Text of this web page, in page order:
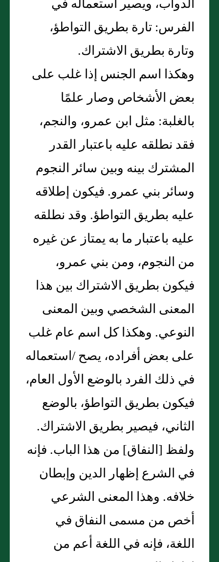
الفرس‏:‏ تارة بطريق التواطؤ،
وتارة بطريق الاشتراك‏.‏
وهكذا اسم الجنس إذا غلب على
بعض الأشخاص وصار علمًا
بالغلبة‏:‏ مثل ابن عمرو، والنجم،
فقد نطلقه عليه باعتبار القدر
المشترك بينه وبين سائر النجوم
وسائر بني عمرو‏.‏ فيكون إطلاقه
عليه بطريق التواطؤ‏.‏ وقد نطلقه
عليه باعتبار ما به يمتاز عن غيره
من النجوم، ومن بني عمرو،
فيكون بطريق الاشتراك بين هذا
المعنى الشخصي وبين المعنى
النوعي‏.‏ وهكذا كل اسم عام غلب
على بعض أفراده، يصح /استعماله
في ذلك الفرد بالوضع الأول العام،
فيكون بطريق التواطؤ، بالوضع
الثاني، فيصير بطريق الاشتراك‏.‏
ولفظ ‏[‏النفاق‏]‏ من هذا الباب‏.‏ فإنه
في الشرع إظهار الدين وإبطان
خلافه‏.‏ وهذا المعنى الشرعي
أخص من مسمى النفاق في
اللغة، فإنه في اللغة أعم من